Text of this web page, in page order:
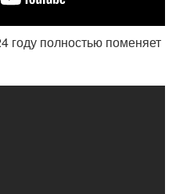
году полностью поменяет